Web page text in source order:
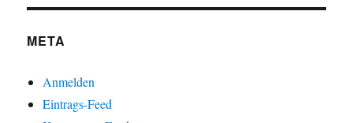
META
Anmelden
Eintrags-Feed